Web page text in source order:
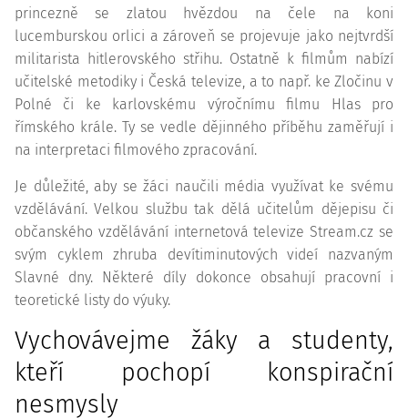
princezně se zlatou hvězdou na čele na koni
lucemburskou orlici a zároveň se projevuje jako nejtvrdší
militarista hitlerovského střihu. Ostatně k filmům nabízí
učitelské metodiky i Česká televize, a to např. ke Zločinu v
Polné či ke karlovskému výročnímu filmu Hlas pro
římského krále. Ty se vedle dějinného příběhu zaměřují i
na interpretaci filmového zpracování.
Je důležité, aby se žáci naučili média využívat ke svému
vzdělávání. Velkou službu tak dělá učitelům dějepisu či
občanského vzdělávání internetová televize Stream.cz se
svým cyklem zhruba devítiminutových videí nazvaným
Slavné dny. Některé díly dokonce obsahují pracovní i
teoretické listy do výuky.
Vychovávejme žáky a studenty,
kteří pochopí konspirační
nesmysly